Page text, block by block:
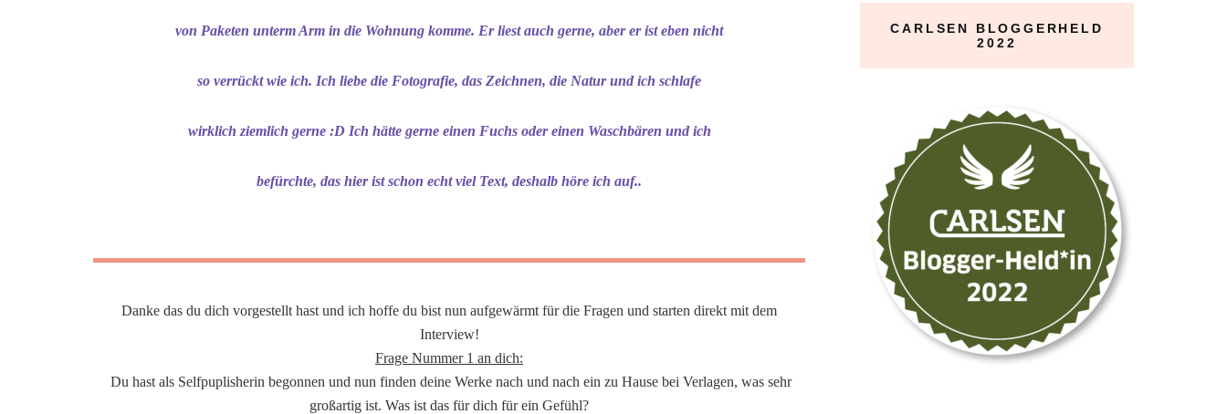
von Paketen unterm Arm in die Wohnung komme. Er liest auch gerne, aber er ist eben nicht
so verrückt wie ich. Ich liebe die Fotografie, das Zeichnen, die Natur und ich schlafe
wirklich ziemlich gerne :D Ich hätte gerne einen Fuchs oder einen Waschbären und ich
befürchte, das hier ist schon echt viel Text, deshalb höre ich auf..
Danke das du dich vorgestellt hast und ich hoffe du bist nun aufgewärmt für die Fragen und starten direkt mit dem
Interview!
Frage Nummer 1 an dich:
Du hast als Selfpuplisherin begonnen und nun finden deine Werke nach und nach ein zu Hause bei Verlagen, was sehr
großartig ist. Was ist das für dich für ein Gefühl?
CARLSEN BLOGGERHELD
2022